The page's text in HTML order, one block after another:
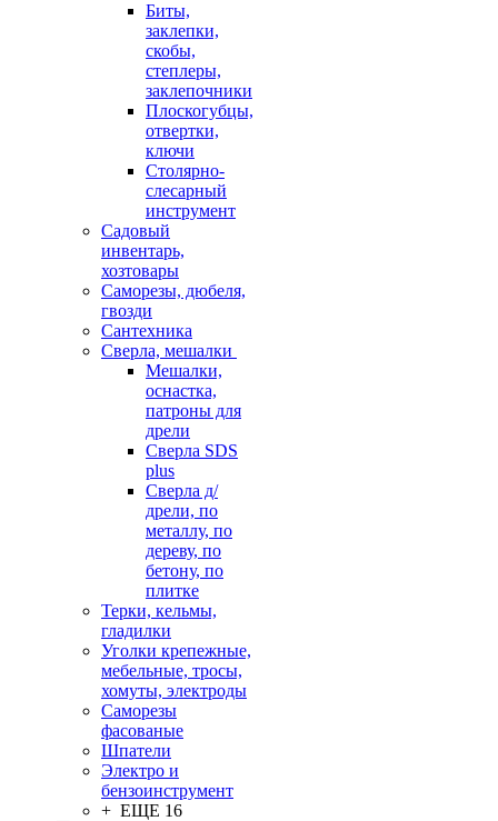
Биты,
заклепки,
скобы,
степлеры,
заклепочники
Плоскогубцы,
отвертки,
ключи
Столярно-
слесарный
инструмент
Садовый
инвентарь,
хозтовары
Саморезы, дюбеля,
гвозди
Сантехника
Сверла, мешалки
Мешалки,
оснастка,
патроны для
дрели
Сверла SDS
plus
Сверла д/
дрели, по
металлу, по
дереву, по
бетону, по
плитке
Терки, кельмы,
гладилки
Уголки крепежные,
мебельные, тросы,
хомуты, электроды
Саморезы
фасованые
Шпатели
Электро и
бензоинструмент
+ ЕЩЕ 16